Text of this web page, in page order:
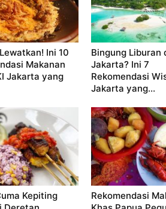
Ini 10
Makanan
Jakarta yang
Bingung Liburan
Jakarta? Ini 7
Rekomendasi
Jakarta yang...
Kepiting
Rekomendasi